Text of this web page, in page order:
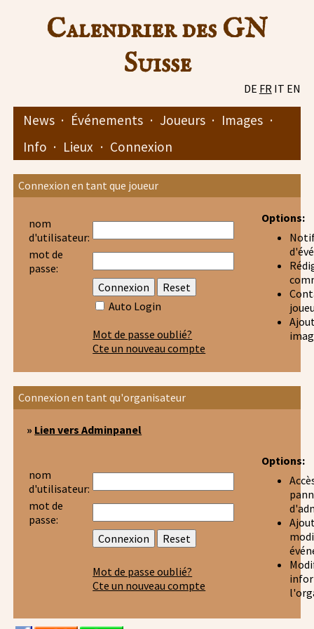
Calendrier des GN
Suisse
DE FR IT EN
News · Événements · Joueurs · Images ·
Info · Lieux · Connexion
Connexion en tant que joueur
nom
d'utilisateur:
mot de
passe:
Auto Login
Mot de passe oublié?
Cte un nouveau compte
Options:
Connexion en tant qu'organisateur
» Lien vers Adminpanel
nom
d'utilisateur:
mot de
passe:
Mot de passe oublié?
Cte un nouveau compte
Options: